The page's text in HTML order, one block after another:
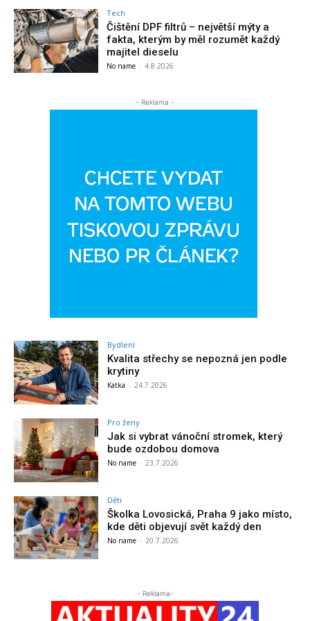
Tech
Čištění DPF filtrů – největší mýty a
fakta, kterým by měl rozumět každý
majitel dieselu
No name - 4.8.2026
- Reklama -
Bydlení
Kvalita střechy se nepozná jen podle
krytiny
Katka - 24.7.2026
Pro ženy
Jak si vybrat vánoční stromek, který
bude ozdobou domova
No name - 23.7.2026
Děti
Školka Lovosická, Praha 9 jako místo,
kde děti objevují svět každý den
No name - 20.7.2026
- Reklama-